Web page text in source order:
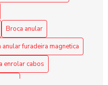
Completo
Guia Completo
Guia Completo
Broca anular
anular furadeira magnetica
enrolar cabos